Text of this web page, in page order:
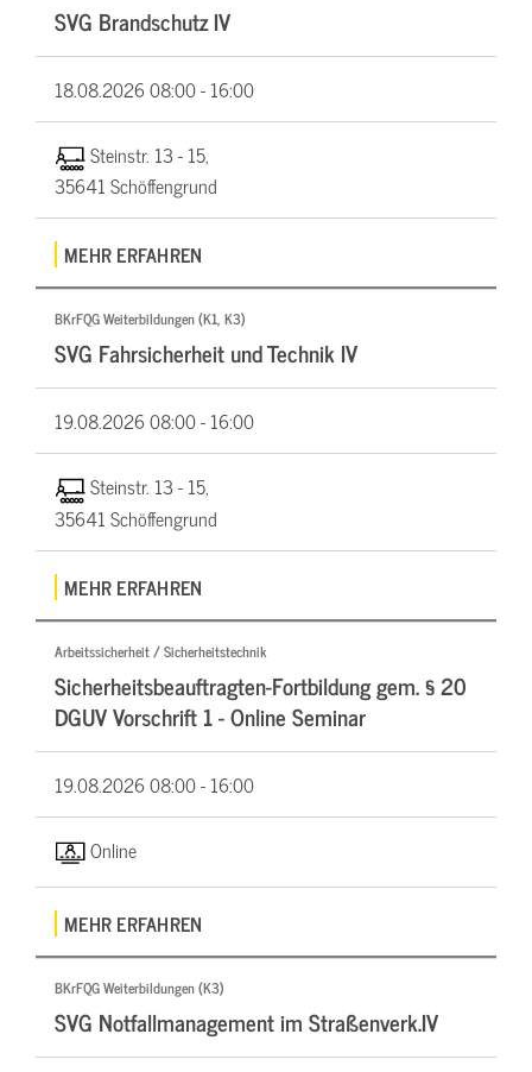
SVG Brandschutz IV
18.08.202608:00 - 16:00
Steinstr. 13 - 15,
35641 Schöffengrund
MEHR ERFAHREN
BKrFQG Weiterbildungen (K1, K3)
SVG Fahrsicherheit und Technik IV
19.08.202608:00 - 16:00
Steinstr. 13 - 15,
35641 Schöffengrund
MEHR ERFAHREN
Arbeitssicherheit / Sicherheitstechnik
Sicherheitsbeauftragten-Fortbildung gem. § 20
DGUV Vorschrift 1 - Online Seminar
19.08.202608:00 - 16:00
Online
MEHR ERFAHREN
BKrFQG Weiterbildungen (K3)
SVG Notfallmanagement im Straßenverk.IV